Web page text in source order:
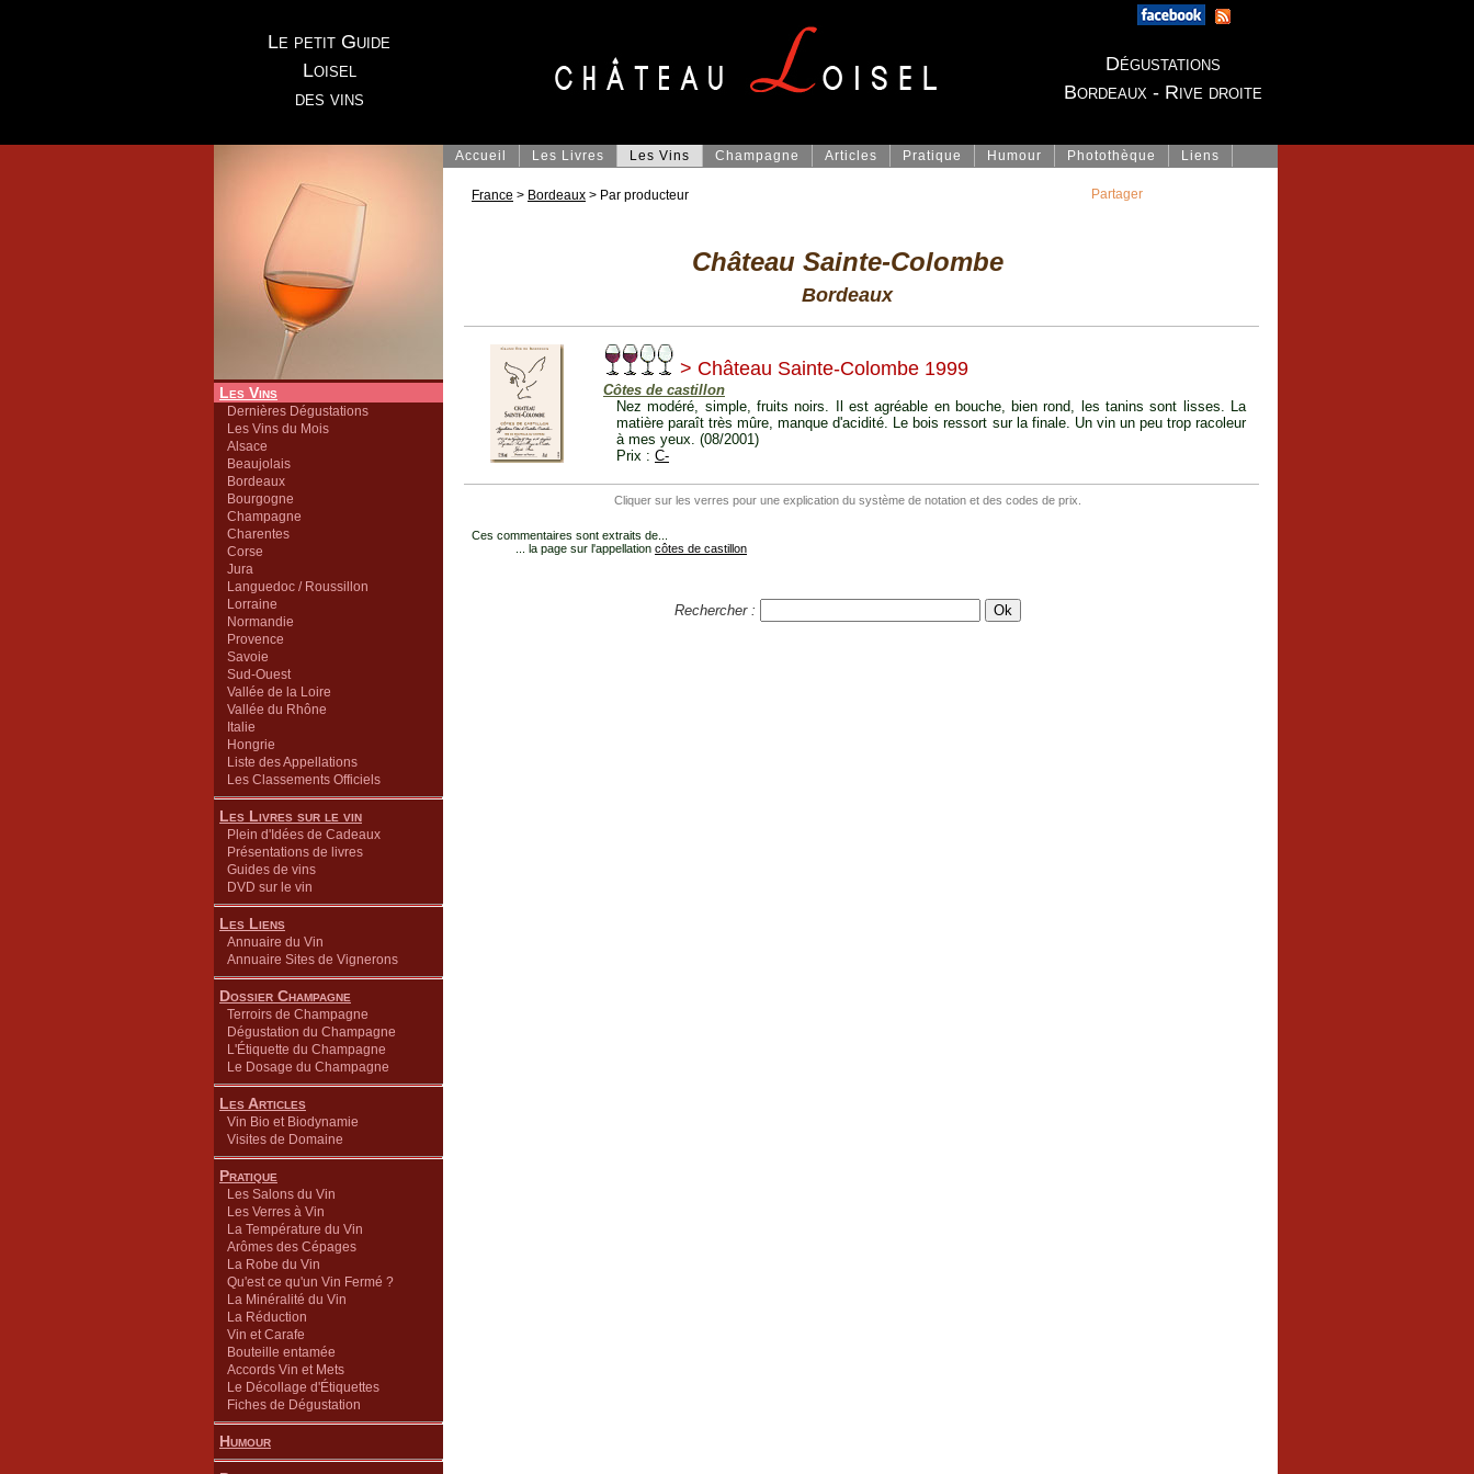
Le petit Guide
Loisel
des vins
Dégustations
Bordeaux - Rive droite
Les Vins
Dernières Dégustations
Les Vins du Mois
Alsace
Beaujolais
Bordeaux
Bourgogne
Champagne
Charentes
Corse
Jura
Languedoc / Roussillon
Lorraine
Normandie
Provence
Savoie
Sud-Ouest
Vallée de la Loire
Vallée du Rhône
Italie
Hongrie
Liste des Appellations
Les Classements Officiels
Les Livres sur le vin
Plein d'Idées de Cadeaux
Présentations de livres
Guides de vins
DVD sur le vin
Les Liens
Annuaire du Vin
Annuaire Sites de Vignerons
Dossier Champagne
Terroirs de Champagne
Dégustation du Champagne
L'Étiquette du Champagne
Le Dosage du Champagne
Les Articles
Vin Bio et Biodynamie
Visites de Domaine
Pratique
Les Salons du Vin
Les Verres à Vin
La Température du Vin
Arômes des Cépages
La Robe du Vin
Qu'est ce qu'un Vin Fermé ?
La Minéralité du Vin
La Réduction
Vin et Carafe
Bouteille entamée
Accords Vin et Mets
Le Décollage d'Étiquettes
Fiches de Dégustation
Humour
Accueil Les Livres Les Vins Champagne Articles Pratique Humour Photothèque Liens
France > Bordeaux > Par producteur
Château Sainte-Colombe
Bordeaux
> Château Sainte-Colombe 1999
Côtes de castillon
Nez modéré, simple, fruits noirs. Il est agréable en bouche, bien rond, les tanins sont lisses. La
matière paraît très mûre, manque d'acidité. Le bois ressort sur la finale. Un vin un peu trop racoleur
à mes yeux. (08/2001)
Prix : C-
Cliquer sur les verres pour une explication du système de notation et des codes de prix.
Ces commentaires sont extraits de...
... la page sur l'appellation côtes de castillon
Rechercher :
Partager